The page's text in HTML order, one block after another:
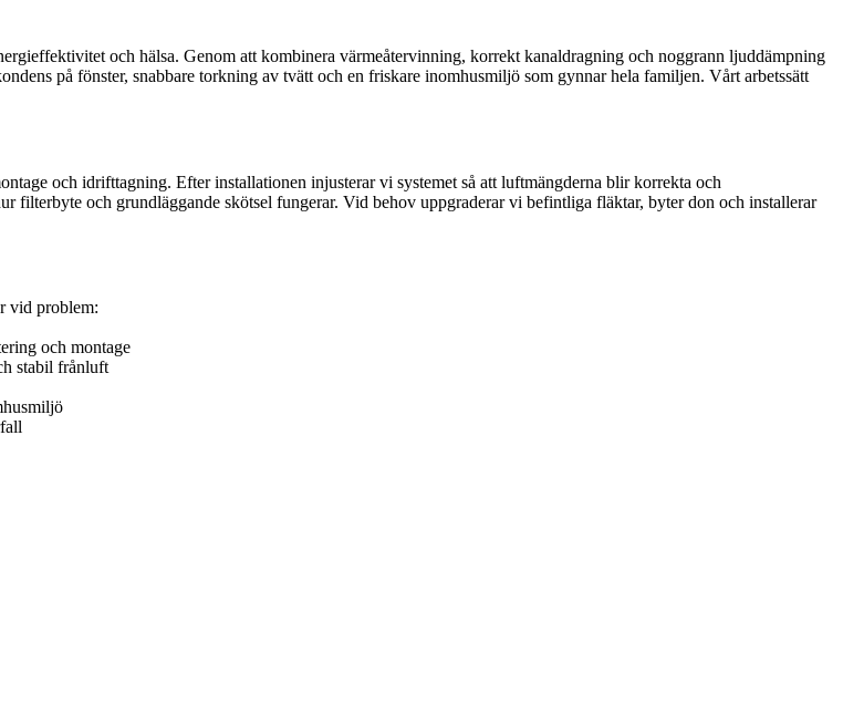
och hälsa. Genom att kombinera värmeåtervinning, korrekt kanaldragning och noggrann ljuddämpning
på fönster, snabbare torkning av tvätt och en friskare inomhusmiljö som gynnar hela familjen. Vårt arbetssätt
och idrifttagning. Efter installationen injusterar vi systemet så att luftmängderna blir korrekta och
filterbyte och grundläggande skötsel fungerar. Vid behov uppgraderar vi befintliga fläktar, byter don och installerar
vid problem:
och montage
stabil frånluft